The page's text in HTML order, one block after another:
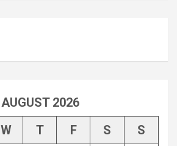
AUGUST 2026
W T F S
S